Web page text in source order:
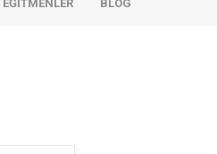
EĞİTMENLER BLOG